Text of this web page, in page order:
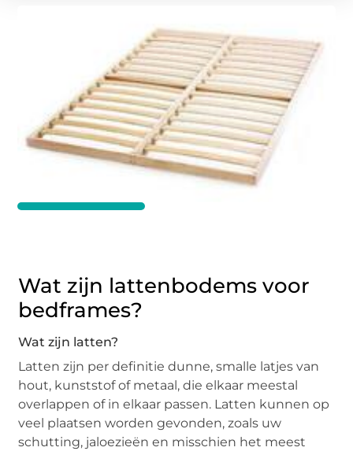
Wat zijn lattenbodems voor
bedframes?
Wat zijn latten?
Latten zijn per definitie dunne, smalle latjes van
hout, kunststof of metaal, die elkaar meestal
overlappen of in elkaar passen. Latten kunnen op
veel plaatsen worden gevonden, zoals uw
schutting, jaloezieën en misschien het meest